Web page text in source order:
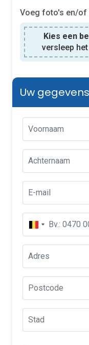
Voeg foto's en/of
Kies een
versleep
Uw gegevens